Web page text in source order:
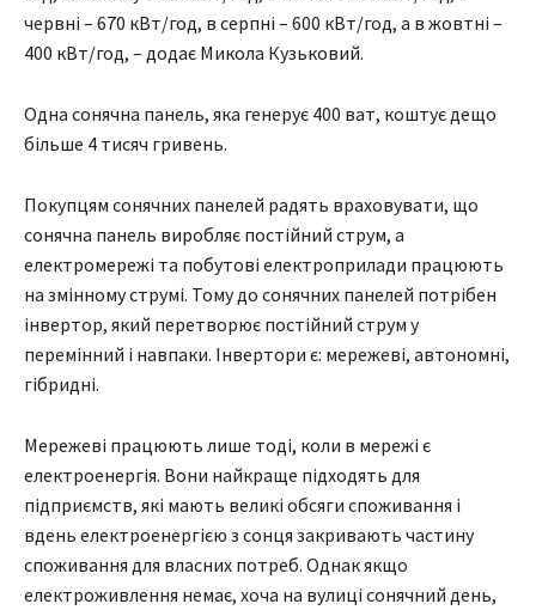
червні – 670 кВт/год, в серпні – 600 кВт/год, а в жовтні –
400 кВт/год, – додає Микола Кузьковий.
Одна сонячна панель, яка генерує 400 ват, коштує дещо
більше 4 тисяч гривень.
Покупцям сонячних панелей радять враховувати, що
сонячна панель виробляє постійний струм, а
електромережі та побутові електроприлади працюють
на змінному струмі. Тому до сонячних панелей потрібен
інвертор, який перетворює постійний струм у
перемінний і навпаки. Інвертори є: мережеві, автономні,
гібридні.
Мережеві працюють лише тоді, коли в мережі є
електроенергія. Вони найкраще підходять для
підприємств, які мають великі обсяги споживання і
вдень електроенергією з сонця закривають частину
споживання для власних потреб. Однак якщо
електроживлення немає, хоча на вулиці сонячний день,